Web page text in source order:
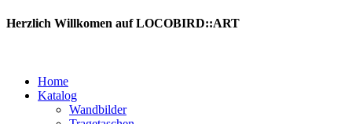
Zum
Herzlich Willkomen auf LOCOBIRD::ART
Home
Katalog
Wandbilder